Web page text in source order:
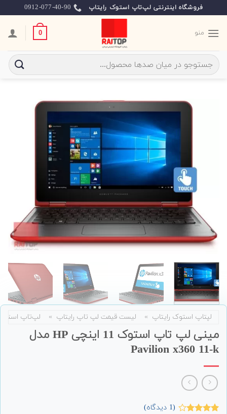
to
content
فروشگاه اینترنتی لپ‌تاپ استوک رایتاپ 0912-077-40-90
منو 0
جستجو
برای:
لپتاپ استوک رایتاپ » لیست قیمت لپ تاپ رایتاپ » لپ‌تاپ
مینی لپ تاپ استوک 11 اینچی HP مدل
Pavilion x360 11-k
(
1 دیدگاه)